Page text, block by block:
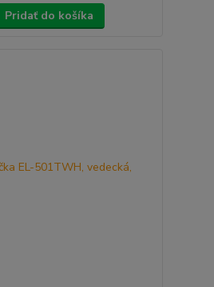
Pridať do košíka